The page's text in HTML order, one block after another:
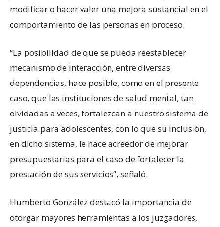
modificar o hacer valer una mejora sustancial en el
comportamiento de las personas en proceso.
“La posibilidad de que se pueda reestablecer
mecanismo de interacción, entre diversas
dependencias, hace posible, como en el presente
caso, que las instituciones de salud mental, tan
olvidadas a veces, fortalezcan a nuestro sistema de
justicia para adolescentes, con lo que su inclusión,
en dicho sistema, le hace acreedor de mejorar
presupuestarias para el caso de fortalecer la
prestación de sus servicios”, señaló.
Humberto González destacó la importancia de
otorgar mayores herramientas a los juzgadores,